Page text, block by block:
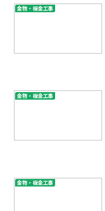
金物・板金工事
金物・板金工事
金物・板金工事